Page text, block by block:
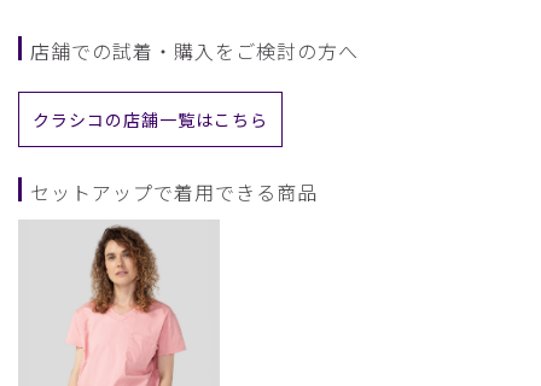
店舗での試着・購入をご検討の方へ
クラシコの店舗一覧はこちら
セットアップで着用できる商品